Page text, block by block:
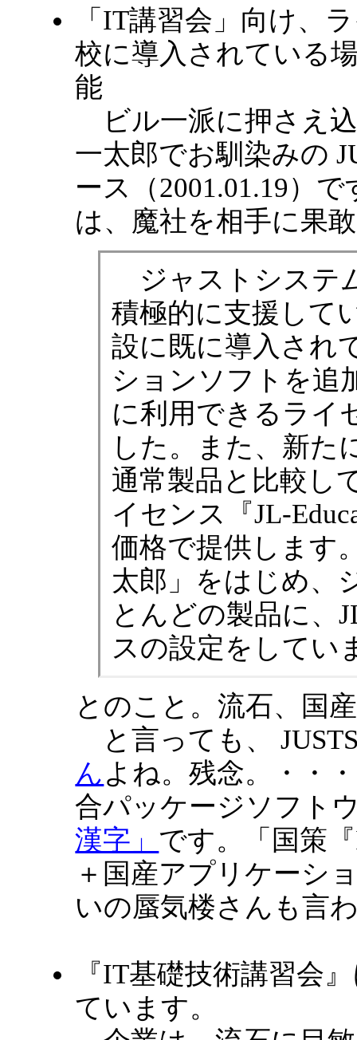
「IT講習会」向け
校に導入されている
能
ビル一派に押さえ
一太郎でお馴染みの
ース（2001.01.19）
は、魔社を相手に果
ジャストシステ
積極的に支援して
設に既に導入され
ションソフトを追
に利用できるライ
した。また、新た
通常製品と比較し
イセンス『JL-
価格で提供します
太郎」をはじめ、
とんどの製品に、
スの設定をしてい
とのこと。流石、国
と言っても、
んよね。残念。・・
合パッケージソフト
漢字」 です。「国策
＋国産アプリケーシ
いの蜃気楼さんも言
『IT基礎技術講習会
ています。